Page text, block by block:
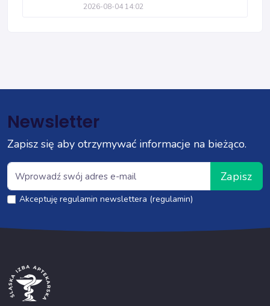
2026-08-04 14:02
Newsletter
Zapisz się aby otrzymywać informacje na bieżąco.
Zapisz
Akceptuję regulamin newslettera (regulamin)